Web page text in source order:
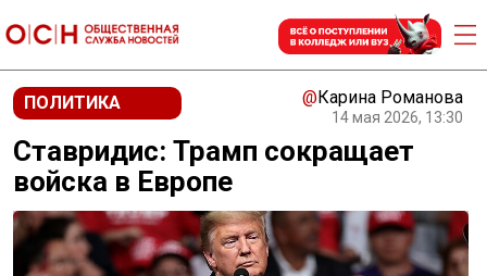
ПОЛИТИКА @Карина Романова
14 мая 2026, 13:30
Ставридис: Трамп сокращает
войска в Европе